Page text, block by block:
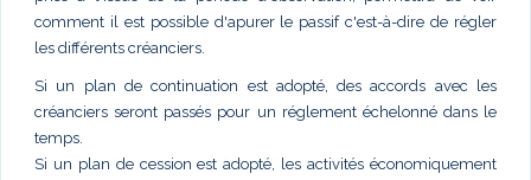
comment il est possible d'apurer le passif c'est-à-dire de régler
les différents créanciers.
Si un plan de continuation est adopté, des accords avec les
créanciers seront passés pour un réglement échelonné dans le
temps.
Si un plan de cession est adopté, les activités économiquement